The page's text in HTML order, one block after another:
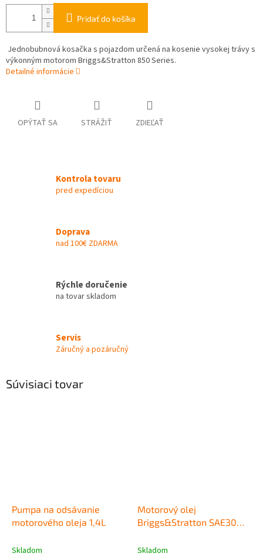
Pridať do košíka
Jednobubnová kosačka s pojazdom určená na kosenie vysokej trávy s
výkonným motorom Briggs&Stratton 850 Series.
Detailné informácie
OPÝTAŤ SA STRÁŽIŤ ZDIEĽAŤ
Kontrola tovaru
pred expedíciou
Doprava
nad 100€ ZDARMA
Rýchle doručenie
na tovar skladom
Servis
Záručný a pozáručný
Súvisiaci tovar
Pumpa na odsávanie
motorového oleja 1,4L
Skladom
Motorový olej
Briggs&Stratton SAE30
Skladom